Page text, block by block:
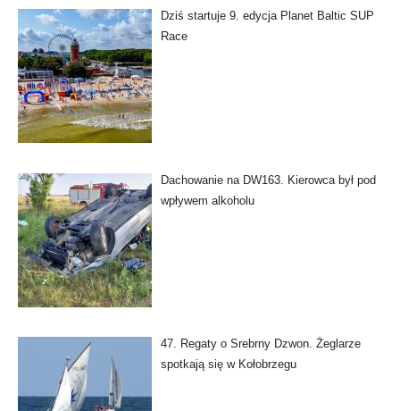
Dziś startuje 9. edycja Planet Baltic SUP
Race
Dachowanie na DW163. Kierowca był pod
wpływem alkoholu
47. Regaty o Srebrny Dzwon. Żeglarze
spotkają się w Kołobrzegu